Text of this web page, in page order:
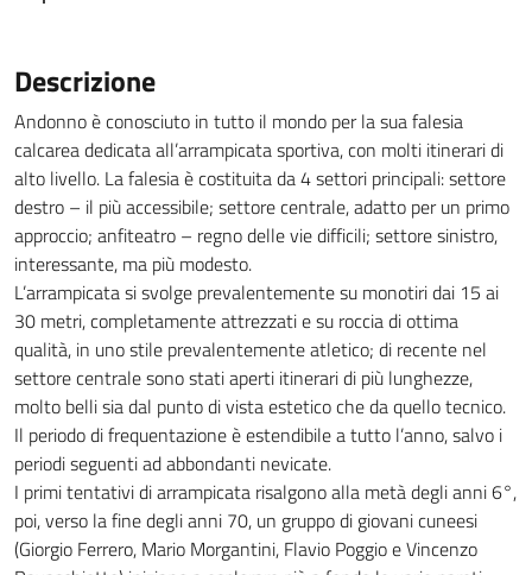
Descrizione
Andonno è conosciuto in tutto il mondo per la sua falesia
calcarea dedicata all’arrampicata sportiva, con molti itinerari di
alto livello. La falesia è costituita da 4 settori principali: settore
destro – il più accessibile; settore centrale, adatto per un primo
approccio; anfiteatro – regno delle vie difficili; settore sinistro,
interessante, ma più modesto.
L’arrampicata si svolge prevalentemente su monotiri dai 15 ai
30 metri, completamente attrezzati e su roccia di ottima
qualità, in uno stile prevalentemente atletico; di recente nel
settore centrale sono stati aperti itinerari di più lunghezze,
molto belli sia dal punto di vista estetico che da quello tecnico.
Il periodo di frequentazione è estendibile a tutto l’anno, salvo i
periodi seguenti ad abbondanti nevicate.
I primi tentativi di arrampicata risalgono alla metà degli anni 6°,
poi, verso la fine degli anni 70, un gruppo di giovani cuneesi
(Giorgio Ferrero, Mario Morgantini, Flavio Poggio e Vincenzo